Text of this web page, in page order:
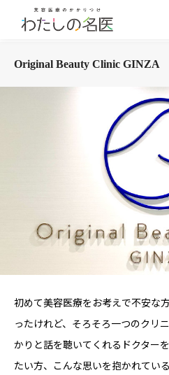
Original Beauty Clinic GINZA
初めて美容医療をお考えで不安な
ったけれど、そろそろ一つのクリ
かりと話を聴いてくれるドクター
たい方、こんな思いを抱かれてい